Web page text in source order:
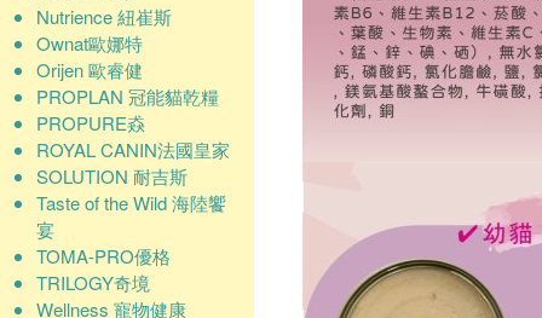
Nutrience 紐崔斯
Ownat歐娜特
Orijen 歐睿健
PROPLAN 冠能貓乾糧
PROPURE猋
ROYAL CANIN法國皇家
SOLUTION 耐吉斯
Taste of the Wild 海陸饗
宴
TOMA-PRO優格
TRILOGY奇境
Wellness 寵物健康